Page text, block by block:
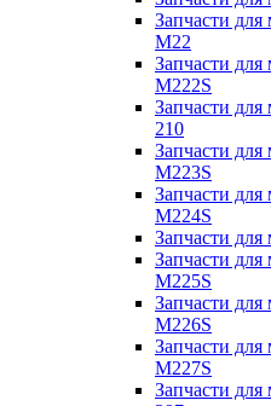
Запчасти
M22
Запчасти
M222S
Запчасти
210
Запчасти
M223S
Запчасти
M224S
Запчасти
Запчасти
M225S
Запчасти
M226S
Запчасти
M227S
Запчасти